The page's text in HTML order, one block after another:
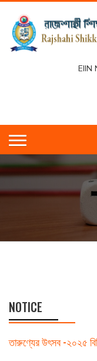
EIIN
NOTICE
তারুণ্যের উৎসব -২০২৫